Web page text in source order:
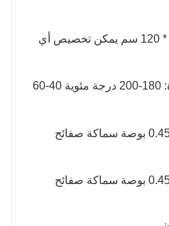
حجم المخزون: 60 سم * 120 سم يمكن تخصيص أي
وقت نقل درجة الحرارة: 180-200 درجة مئوية 40-60